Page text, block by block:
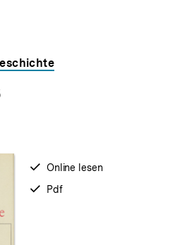
verfügbar
Online lesen
verfügbar
Pdf